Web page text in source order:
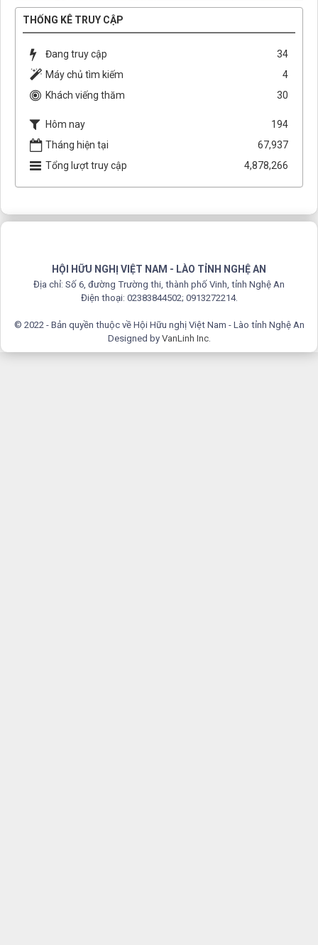
THỐNG KÊ TRUY CẬP
Đang truy cập
34
Máy chủ tìm kiếm
4
Khách viếng thăm
30
Hôm nay
194
Tháng hiện tại
67,937
Tổng lượt truy cập
4,878,266
HỘI HỮU NGHỊ VIỆT NAM - LÀO TỈNH NGHỆ AN
Địa chỉ: Số 6, đường Trường thi, thành phố Vinh, tỉnh Nghệ An
Điện thoại: 02383844502; 0913272214.
© 2022 - Bản quyền thuộc về Hội Hữu nghị Việt Nam - Lào tỉnh Nghệ An
Designed by VanLinh Inc.